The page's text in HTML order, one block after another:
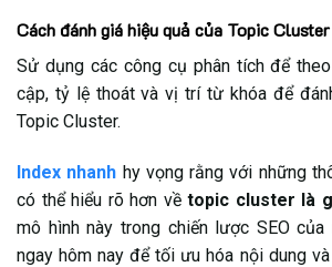
Cách đánh giá hiệu quả của Topic
Sử dụng các công cụ phân tích để
cập, tỷ lệ thoát và vị trí từ khóa để
Topic Cluster.
Index nhanh hy vọng rằng với những
có thể hiểu rõ hơn vềtopic cluster là
mô hình này trong chiến lược SEO
ngay hôm nay để tối ưu hóa nội dung